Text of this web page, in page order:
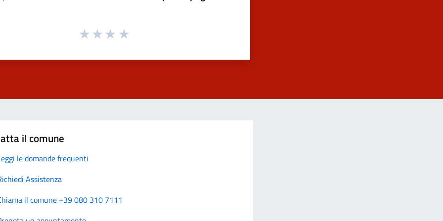
il comune
le domande frequenti
Assistenza
il comune +39 080 310 7111